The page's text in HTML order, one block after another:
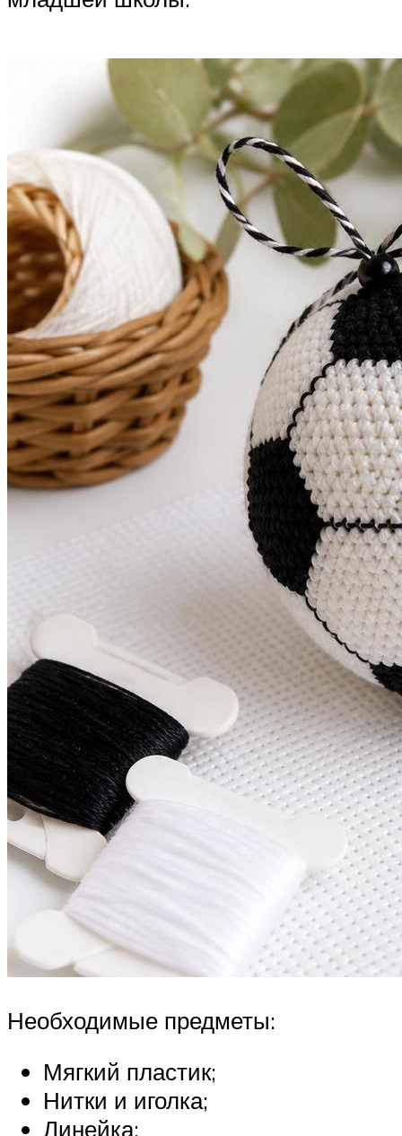
Необходимые предметы:
Мягкий пластик;
Нитки и иголка;
Линейка;